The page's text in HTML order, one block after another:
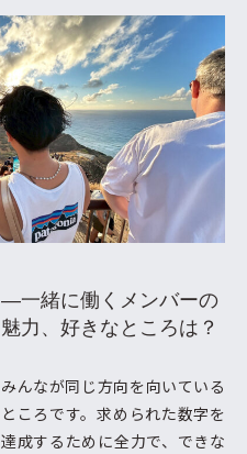
―一緒に働くメンバーの
魅力、好きなところは？
みんなが同じ方向を向いている
ところです。求められた数字を
達成するために全力で、できな